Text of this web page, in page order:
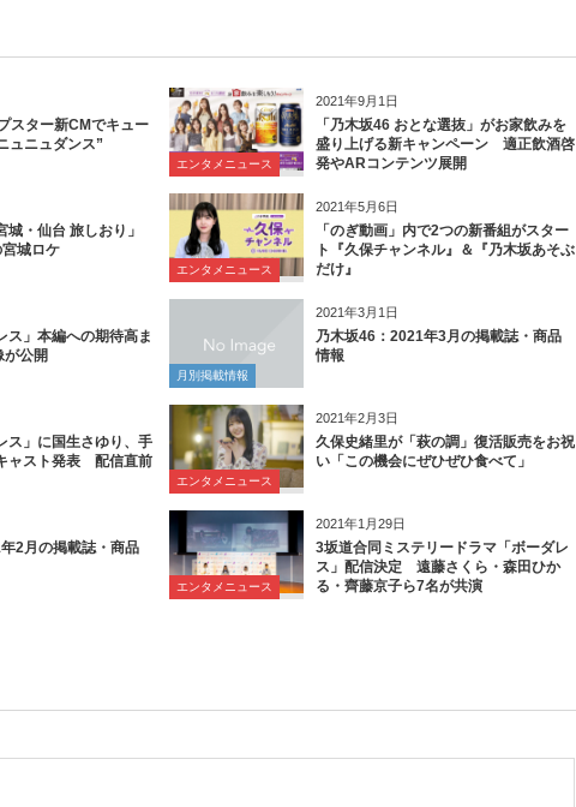
スター新CMでキュー
ュニュダンス”
2021年9月1日
エンタメニュース
「乃木坂46 おとな選抜」がお家飲みを
盛り上げる新キャンペーン 適正飲酒啓
発やARコンテンツ展開
・仙台 旅しおり」
城ロケ
2021年5月6日
エンタメニュース
「のぎ動画」内で2つの新番組がスター
ト『久保チャンネル』＆『乃木坂あそぶ
だけ』
ス」本編への期待高ま
が公開
2021年3月1日
月別掲載情報
乃木坂46：2021年3月の掲載誌・商品
情報
ス」に国生さゆり、手
ャスト発表 配信直前
2021年2月3日
エンタメニュース
久保史緒里が「萩の調」復活販売をお祝
い「この機会にぜひぜひ食べて」
2月の掲載誌・商品
2021年1月29日
エンタメニュース
3坂道合同ミステリードラマ「ボーダレ
ス」配信決定 遠藤さくら・森田ひか
る・齊藤京子ら7名が共演